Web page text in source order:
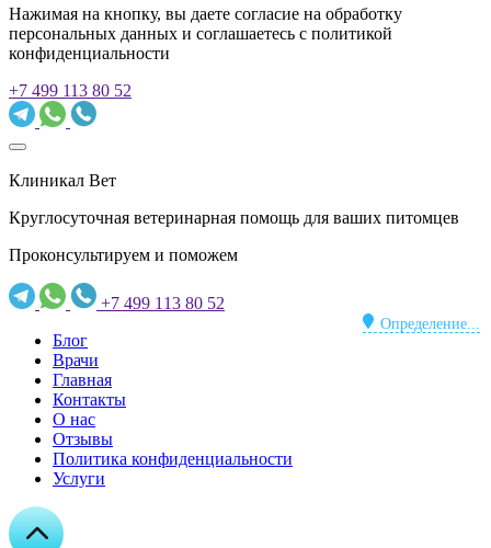
Нажимая на кнопку, вы даете согласие на обработку
персональных данных и соглашаетесь c политикой
конфиденциальности
+7 499 113 80 52
Клиникал Вет
Круглосуточная ветеринарная помощь для ваших питомцев
Проконсультируем и поможем
+7 499 113 80 52
Определение...
Блог
Врачи
Главная
Контакты
О нас
Отзывы
Политика конфиденциальности
Услуги